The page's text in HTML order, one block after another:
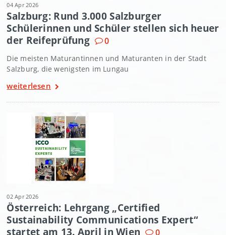
04 Apr 2026
Salzburg: Rund 3.000 Salzburger
Schülerinnen und Schüler stellen sich heuer
der Reifeprüfung
0
Die meisten Maturantinnen und Maturanten in der Stadt
Salzburg, die wenigsten im Lungau
weiterlesen
02 Apr 2026
Österreich: Lehrgang „Certified
Sustainability Communications Expert“
startet am 13. April in Wien
0